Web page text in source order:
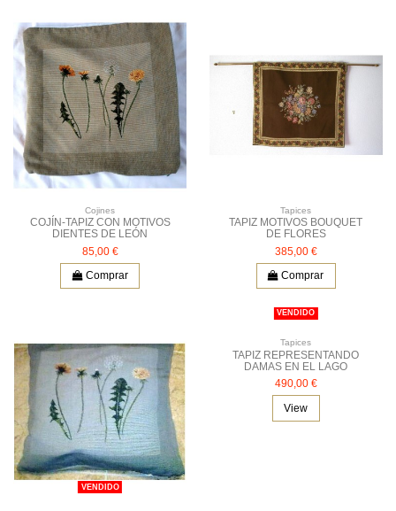
Cojines
COJÍN-TAPIZ CON MOTIVOS
DIENTES DE LEÓN
85,00 €
Comprar
Tapices
TAPIZ MOTIVOS BOUQUET
DE FLORES
385,00 €
Comprar
VENDIDO
VENDIDO
Tapices
TAPIZ REPRESENTANDO
DAMAS EN EL LAGO
490,00 €
View